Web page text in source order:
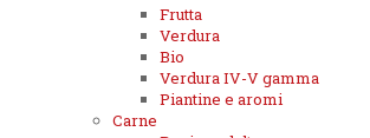
Frutta
Verdura
Bio
Verdura IV-V gamma
Piantine e aromi
Carne